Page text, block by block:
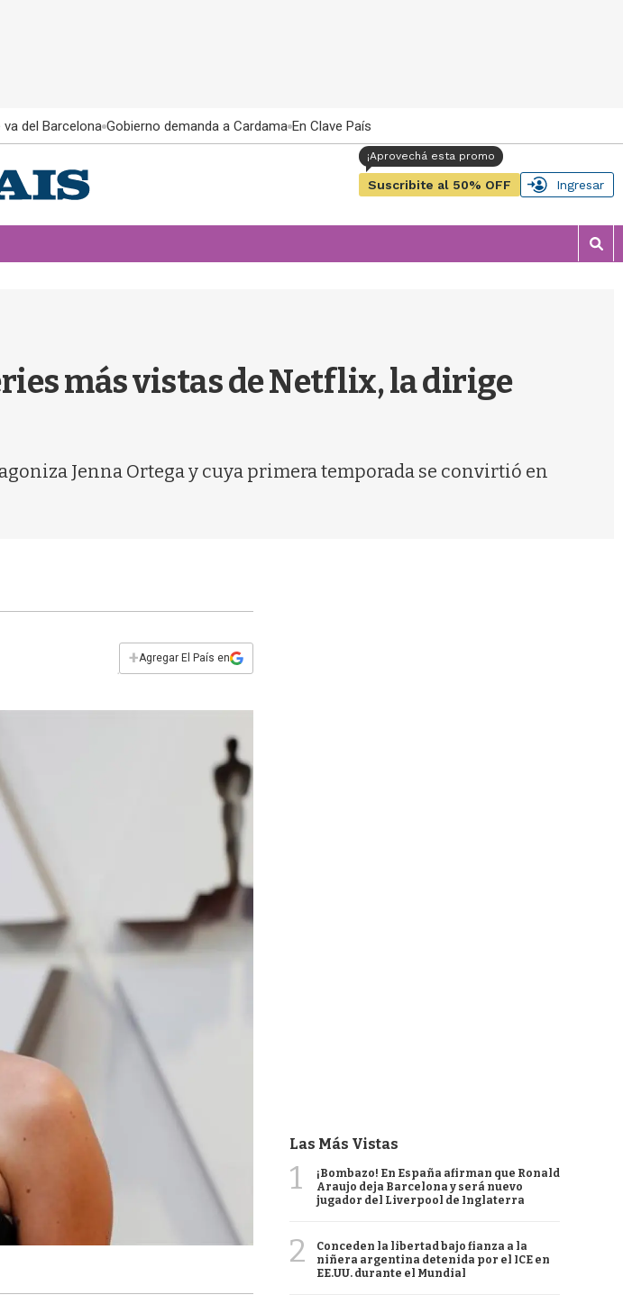
del Barcelona Gobierno demanda a Cardama En Clave País
Suscribite al 50% OFF Ingresar
M
o
más vistas de Netflix, la dirige
Jenna Ortega y cuya primera temporada se convirtió en
+Agregar El País en
Las Más Vistas
1
¡Bombazo! En España afirman que Ronald
Araujo deja Barcelona y será nuevo
jugador del Liverpool de Inglaterra
2
Conceden la libertad bajo fianza a la
niñera argentina detenida por el ICE en
EE.UU. durante el Mundial